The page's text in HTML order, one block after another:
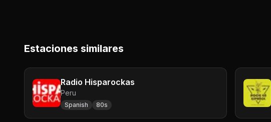
Estaciones similares
Radio Hisparockas
Peru
Spanish 80s